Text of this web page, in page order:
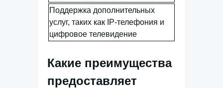
Поддержка дополнительных
услуг, таких как IP-телефония и
цифровое телевидение
Какие преимущества
предоставляет